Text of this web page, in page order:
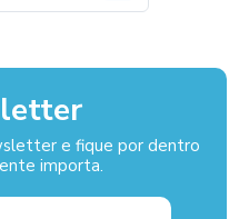
e fique por dentro
importa.